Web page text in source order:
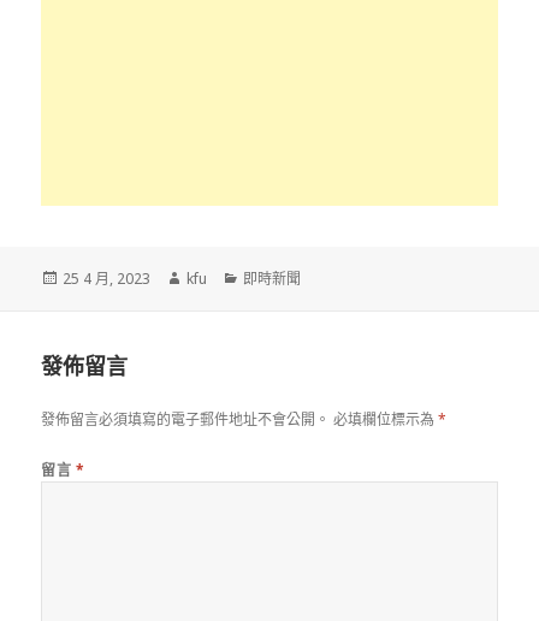
發
25 4 月, 2023
作
kfu
分
即時新聞
發佈留言
發佈留言必須填寫的電子郵件地址不會公開。 必填欄位標示為*
留言 *